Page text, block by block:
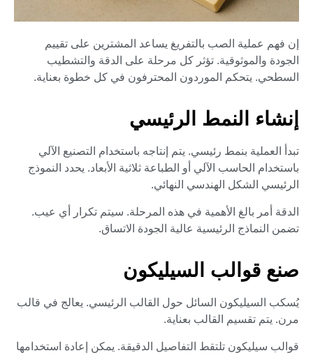
إن فهم عملية الصب بالتفريغ يساعد المشترين على تقييم
الجودة والموثوقية. تؤثر كل مرحلة على الدقة والتشطيب
السطحي. يتحكم الموردون المحترفون في كل خطوة بعناية.
إنشاء النمط الرئيسي
تبدأ العملية بنمط رئيسي. يتم إنتاجه باستخدام التصنيع الآلي
باستخدام الحاسب الآلي أو الطباعة ثلاثية الأبعاد. يحدد النموذج
الرئيسي الشكل الهندسي النهائي.
الدقة أمر بالغ الأهمية في هذه المرحلة. سيتم تكرار أي عيب.
تضمن النماذج الرئيسية عالية الجودة الاتساق.
صنع قوالب السيليكون
يُسكب السيليكون السائل حول القالب الرئيسي. يعالج في قالب
مرن. يتم تقسيم القالب بعناية.
قوالب سيليكون تلتقط التفاصيل الدقيقة. يمكن إعادة استخدامها